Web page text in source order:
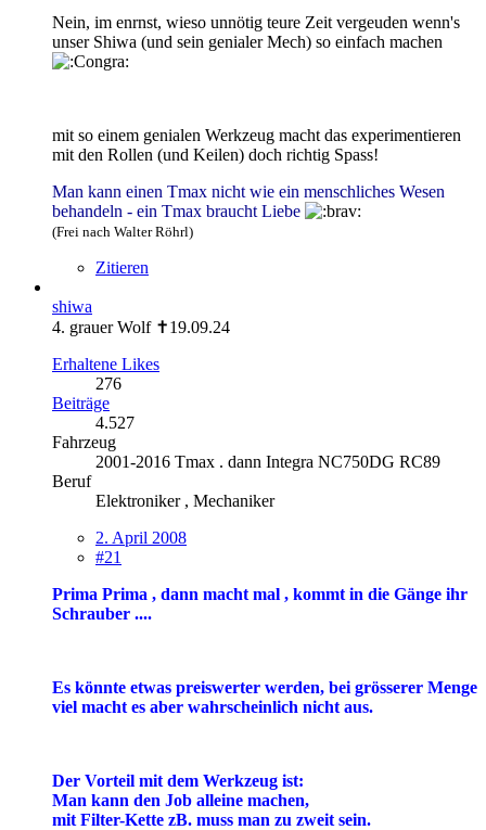
Nein, im enrnst, wieso unnötig teure Zeit vergeuden wenn's
unser Shiwa (und sein genialer Mech) so einfach machen
mit so einem genialen Werkzeug macht das experimentieren
mit den Rollen (und Keilen) doch richtig Spass!
Man kann einen Tmax nicht wie ein menschliches Wesen
behandeln - ein Tmax braucht Liebe
(Frei nach Walter Röhrl)
Zitieren
shiwa
4. grauer Wolf ✝19.09.24
Erhaltene Likes
276
Beiträge
4.527
Fahrzeug
2001-2016 Tmax . dann Integra NC750DG RC89
Beruf
Elektroniker , Mechaniker
2. April 2008
#21
Prima Prima , dann macht mal , kommt in die Gänge ihr
Schrauber ....
Es könnte etwas preiswerter werden, bei grösserer Menge
viel macht es aber wahrscheinlich nicht aus.
Der Vorteil mit dem Werkzeug ist:
Man kann den Job alleine machen,
mit Filter-Kette zB. muss man zu zweit sein.